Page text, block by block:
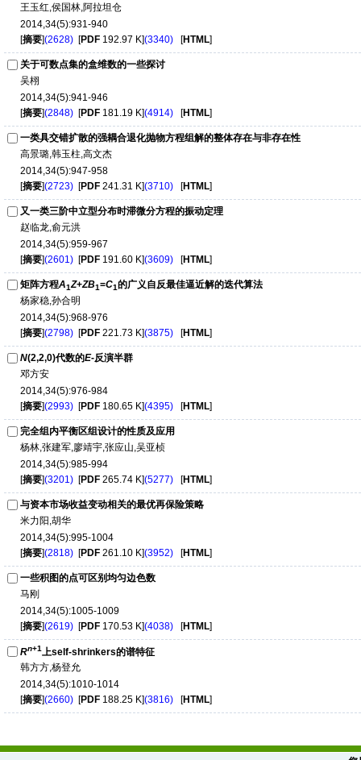
王玉红,侯国林,阿拉坦仓
2014,34(5):931-940
[摘要](2628) [PDF 192.97 K](3340) [HTML]
关于可数点集的盒维数的一些探讨
吴栩
2014,34(5):941-946
[摘要](2848) [PDF 181.19 K](4914) [HTML]
一类具交错扩散的强耦合退化抛物方程组解的整体存在与非存在性
高景璐,韩玉柱,高文杰
2014,34(5):947-958
[摘要](2723) [PDF 241.31 K](3710) [HTML]
又一类三阶中立型分布时滞微分方程的振动定理
赵临龙,俞元洪
2014,34(5):959-967
[摘要](2601) [PDF 191.60 K](3609) [HTML]
矩阵方程A1Z+ZB1=C1的广义自反最佳逼近解的迭代算法
杨家稳,孙合明
2014,34(5):968-976
[摘要](2798) [PDF 221.73 K](3875) [HTML]
N(2,2,0)代数的E-反演半群
邓方安
2014,34(5):976-984
[摘要](2993) [PDF 180.65 K](4395) [HTML]
完全组内平衡区组设计的性质及应用
杨林,张建军,廖靖宇,张应山,吴亚桢
2014,34(5):985-994
[摘要](3201) [PDF 265.74 K](5277) [HTML]
与资本市场收益变动相关的最优再保险策略
米力阳,胡华
2014,34(5):995-1004
[摘要](2818) [PDF 261.10 K](3952) [HTML]
一些积图的点可区别均匀边色数
马刚
2014,34(5):1005-1009
[摘要](2619) [PDF 170.53 K](4038) [HTML]
Rn+1上self-shrinkers的谱特征
韩方方,杨登允
2014,34(5):1010-1014
[摘要](2660) [PDF 188.25 K](3816) [HTML]